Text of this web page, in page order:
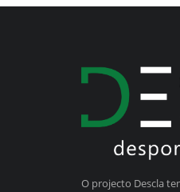
O projecto Descla